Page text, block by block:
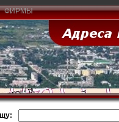
ФИРМЫ